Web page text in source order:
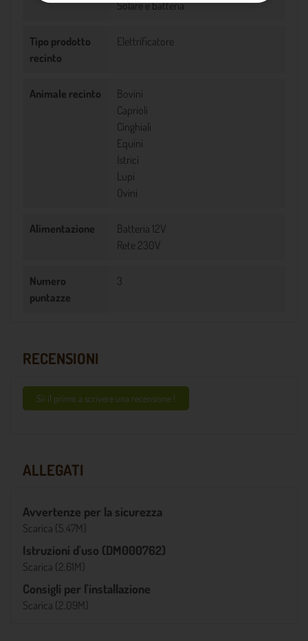
Solare e batteria
Tipo prodotto
recinto
Elettrificatore
Animale recinto
Bovini
Caprioli
Cinghiali
Equini
Istrici
Lupi
Ovini
Alimentazione
Batteria 12V
Rete 230V
Numero
puntazze
3
RECENSIONI
Sii il primo a scrivere una recensione !
ALLEGATI
Avvertenze per la sicurezza
Scarica (5.47M)
Istruzioni d'uso (DM000762)
Scarica (2.61M)
Consigli per l'installazione
Scarica (2.09M)